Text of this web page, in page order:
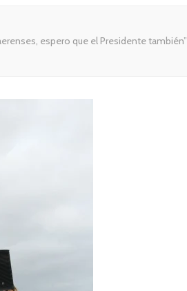
espero que el Presidente también”